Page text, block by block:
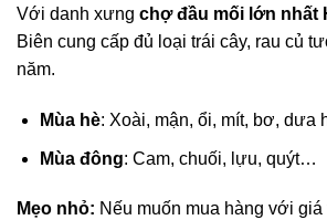
Với danh xưng chợ đầu mối lớn nhất
Biên cung cấp đủ loại trái cây, rau củ
năm.
Mùa hè: Xoài, mận, ổi, mít, bơ, dưa
Mùa đông: Cam, chuối, lựu, quýt…
Mẹo nhỏ: Nếu muốn mua hàng với